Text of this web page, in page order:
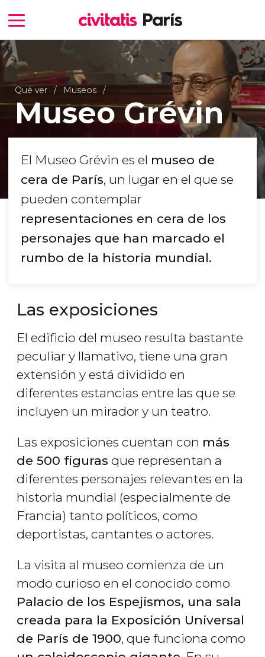
Qué ver Museos
Museo Grévin
El Museo Grévin es el museo de
cera de París, un lugar en el que se
pueden contemplar
representaciones en cera de los
personajes que han marcado el
rumbo de la historia mundial.
Las exposiciones
El edificio del museo resulta bastante
peculiar y llamativo, tiene una gran
extensión y está dividido en
diferentes estancias entre las que se
incluyen un mirador y un teatro.
Las exposiciones cuentan con más
de 500 figuras que representan a
diferentes personajes relevantes en la
historia mundial (especialmente de
Francia) tanto políticos, como
deportistas, cantantes o actores.
La visita al museo comienza de un
modo curioso en el conocido como
Palacio de los Espejismos, una sala
creada para la Exposición Universal
de París de 1900, que funciona como